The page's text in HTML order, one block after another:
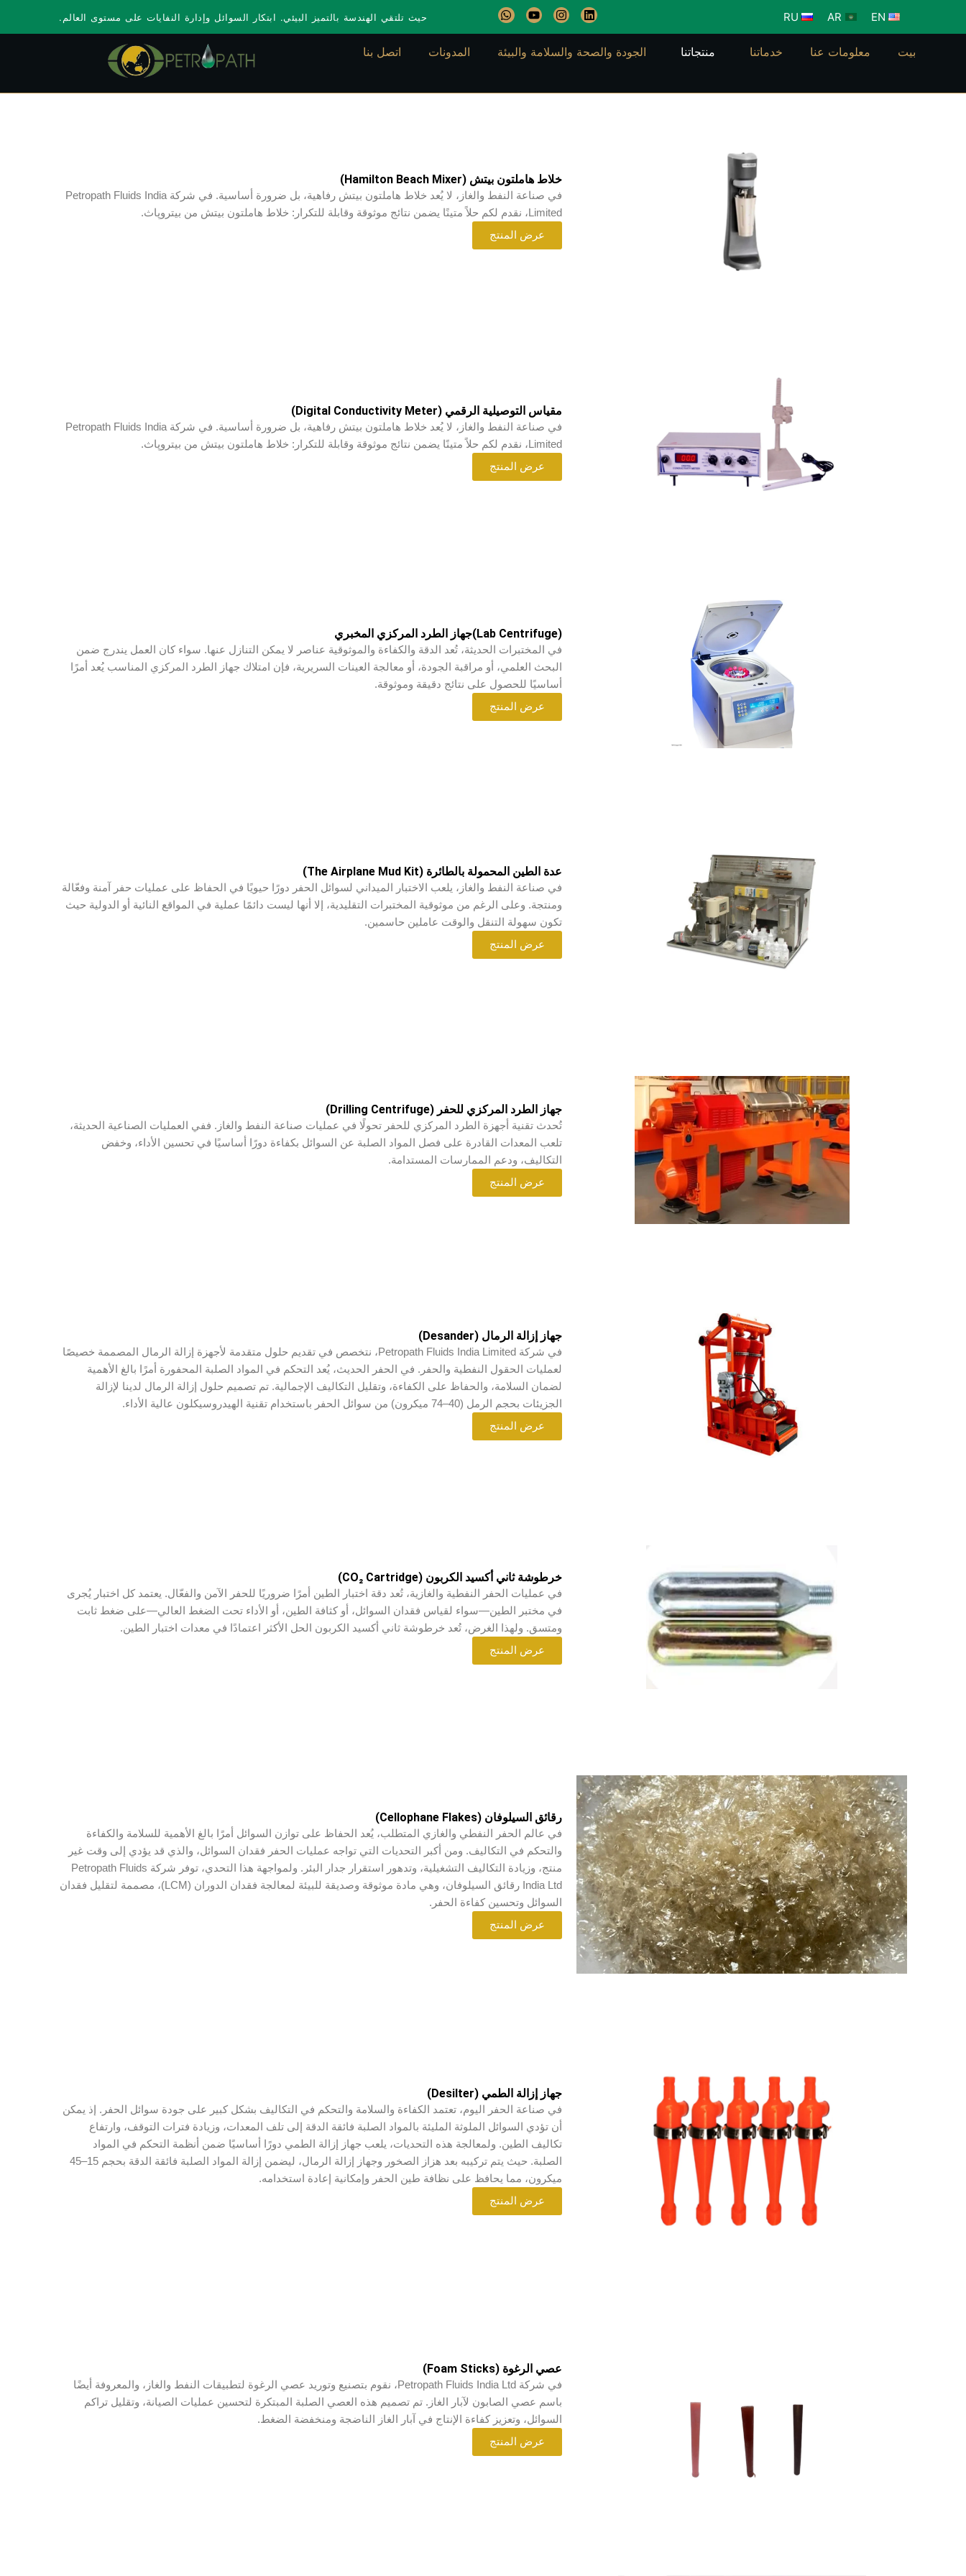
EN
AR
RU
L
i
n
e
n
I
n
s
t
a
a
Y
o
u
u
W
h
a
t
s
p
حيث تلتقي الهندسة بالتميز البيئي. ابتكار السوائل وإدارة النفايات على مستوى العالم.
بيت معلومات عنا خدماتنا منتجاتنا الجودة والصحة والسلامة والبيئة المدونات اتصل بنا
خلاط هاملتون بيتش (Hamilton Beach Mixer)
في صناعة النفط والغاز، لا يُعد خلاط هاملتون بيتش رفاهية، بل ضرورة أساسية. في شركة Petropath Fluids India
Limited، نقدم لكم حلاً متينًا يضمن نتائج موثوقة وقابلة للتكرار: خلاط هاملتون بيتش من بيتروپاث.
عرض المنتج
مقياس التوصيلية الرقمي (Digital Conductivity Meter)
في صناعة النفط والغاز، لا يُعد خلاط هاملتون بيتش رفاهية، بل ضرورة أساسية. في شركة Petropath Fluids India
Limited، نقدم لكم حلاً متينًا يضمن نتائج موثوقة وقابلة للتكرار: خلاط هاملتون بيتش من بيتروپاث.
عرض المنتج
(Lab Centrifuge)جهاز الطرد المركزي المخبري
في المختبرات الحديثة، تُعد الدقة والكفاءة والموثوقية عناصر لا يمكن التنازل عنها. سواء كان العمل يندرج ضمن
البحث العلمي، أو مراقبة الجودة، أو معالجة العينات السريرية، فإن امتلاك جهاز الطرد المركزي المناسب يُعد أمرًا
أساسيًا للحصول على نتائج دقيقة وموثوقة.
عرض المنتج
عدة الطين المحمولة بالطائرة (The Airplane Mud Kit)
في صناعة النفط والغاز، يلعب الاختبار الميداني لسوائل الحفر دورًا حيويًا في الحفاظ على عمليات حفر آمنة وفعّالة
ومنتجة. وعلى الرغم من موثوقية المختبرات التقليدية، إلا أنها ليست دائمًا عملية في المواقع النائية أو الدولية حيث
تكون سهولة التنقل والوقت عاملين حاسمين.
عرض المنتج
جهاز الطرد المركزي للحفر (Drilling Centrifuge)
تُحدث تقنية أجهزة الطرد المركزي للحفر تحولًا في عمليات صناعة النفط والغاز. ففي العمليات الصناعية الحديثة،
تلعب المعدات القادرة على فصل المواد الصلبة عن السوائل بكفاءة دورًا أساسيًا في تحسين الأداء، وخفض
التكاليف، ودعم الممارسات المستدامة.
عرض المنتج
جهاز إزالة الرمال (Desander)
في شركة Petropath Fluids India Limited، نتخصص في تقديم حلول متقدمة لأجهزة إزالة الرمال المصممة خصيصًا
لعمليات الحقول النفطية والحفر. في الحفر الحديث، يُعد التحكم في المواد الصلبة المحفورة أمرًا بالغ الأهمية
لضمان السلامة، والحفاظ على الكفاءة، وتقليل التكاليف الإجمالية. تم تصميم حلول إزالة الرمال لدينا لإزالة
الجزيئات بحجم الرمل (40–74 ميكرون) من سوائل الحفر باستخدام تقنية الهيدروسيكلون عالية الأداء.
عرض المنتج
خرطوشة ثاني أكسيد الكربون (CO₂ Cartridge)
في عمليات الحفر النفطية والغازية، تُعد دقة اختبار الطين أمرًا ضروريًا للحفر الآمن والفعّال. يعتمد كل اختبار يُجرى
في مختبر الطين—سواء لقياس فقدان السوائل، أو كثافة الطين، أو الأداء تحت الضغط العالي—على ضغط ثابت
ومتسق. ولهذا الغرض، تُعد خرطوشة ثاني أكسيد الكربون الحل الأكثر اعتمادًا في معدات اختبار الطين.
عرض المنتج
رقائق السيلوفان (Cellophane Flakes)
في عالم الحفر النفطي والغازي المتطلب، يُعد الحفاظ على توازن السوائل أمرًا بالغ الأهمية للسلامة والكفاءة
والتحكم في التكاليف. ومن أكبر التحديات التي تواجه عمليات الحفر فقدان السوائل، والذي قد يؤدي إلى وقت غير
منتج، وزيادة التكاليف التشغيلية، وتدهور استقرار جدار البئر. ولمواجهة هذا التحدي، توفر شركة Petropath Fluids
India Ltd رقائق السيلوفان، وهي مادة موثوقة وصديقة للبيئة لمعالجة فقدان الدوران (LCM)، مصممة لتقليل فقدان
السوائل وتحسين كفاءة الحفر.
عرض المنتج
جهاز إزالة الطمي (Desilter)
في صناعة الحفر اليوم، تعتمد الكفاءة والسلامة والتحكم في التكاليف بشكل كبير على جودة سوائل الحفر. إذ يمكن
أن تؤدي السوائل الملوثة المليئة بالمواد الصلبة فائقة الدقة إلى تلف المعدات، وزيادة فترات التوقف، وارتفاع
تكاليف الطين. ولمعالجة هذه التحديات، يلعب جهاز إزالة الطمي دورًا أساسيًا ضمن أنظمة التحكم في المواد
الصلبة. حيث يتم تركيبه بعد هزاز الصخور وجهاز إزالة الرمال، ليضمن إزالة المواد الصلبة فائقة الدقة بحجم 15–45
ميكرون، مما يحافظ على نظافة طين الحفر وإمكانية إعادة استخدامه.
عرض المنتج
عصي الرغوة (Foam Sticks)
في شركة Petropath Fluids India Ltd، نقوم بتصنيع وتوريد عصي الرغوة لتطبيقات النفط والغاز، والمعروفة أيضًا
باسم عصي الصابون لآبار الغاز. تم تصميم هذه العصي الصلبة المبتكرة لتحسين عمليات الصيانة، وتقليل تراكم
السوائل، وتعزيز كفاءة الإنتاج في آبار الغاز الناضجة ومنخفضة الضغط.
عرض المنتج